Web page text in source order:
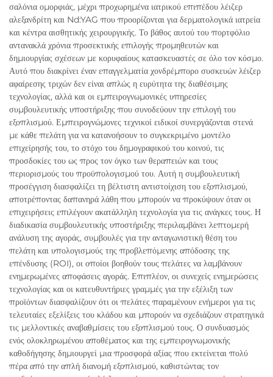
σαλόνια ομορφιάς, μέχρι προχωρημένα ιατρικού επιπέδου λέιζερ
αλεξανδρίτη και Nd:YAG που προορίζονται για δερματολογικά ιατρεία
και κέντρα αισθητικής χειρουργικής. Το βάθος αυτού του πορτφόλιο
αντανακλά χρόνια προσεκτικής επιλογής προμηθευτών και
δημιουργίας σχέσεων με κορυφαίους κατασκευαστές σε όλο τον κόσμο.
Αυτό που διακρίνει έναν επαγγελματία χονδρέμπορο συσκευών λέιζερ
αφαίρεσης τριχών δεν είναι απλώς η ευρύτητα της διαθέσιμης
τεχνολογίας, αλλά και οι εμπειρογνωμονικές υπηρεσίες
συμβουλευτικής υποστήριξης που συνοδεύουν την επιλογή του
εξοπλισμού. Εμπειρογνώμονες τεχνικοί ειδικοί συνεργάζονται στενά
με κάθε πελάτη για να κατανοήσουν το συγκεκριμένο μοντέλο
επιχείρησής του, το στόχο του δημογραφικού του κοινού, τις
προσδοκίες του ως προς τον όγκο των θεραπειών και τους
περιορισμούς του προϋπολογισμού του. Αυτή η συμβουλευτική
προσέγγιση διασφαλίζει τη βέλτιστη αντιστοίχιση του εξοπλισμού,
αποτρέποντας δαπανηρά λάθη που μπορούν να προκύψουν όταν οι
επιχειρήσεις επιλέγουν ακατάλληλη τεχνολογία για τις ανάγκες τους. Η
διαδικασία συμβουλευτικής υποστήριξης περιλαμβάνει λεπτομερή
ανάλυση της αγοράς, συμβουλές για την ανταγωνιστική θέση του
πελάτη και υπολογισμούς της προβλεπόμενης απόδοσης της
επένδυσης (ROI), οι οποίοι βοηθούν τους πελάτες να λαμβάνουν
ενημερωμένες αποφάσεις αγοράς. Επιπλέον, οι συνεχείς ενημερώσεις
τεχνολογίας και οι κατευθυντήριες γραμμές για την εξέλιξη των
προϊόντων διασφαλίζουν ότι οι πελάτες παραμένουν ενήμεροι για τις
τελευταίες εξελίξεις του κλάδου και μπορούν να σχεδιάζουν στρατηγικά
τις μελλοντικές αναβαθμίσεις του εξοπλισμού τους. Ο συνδυασμός
ενός ολοκληρωμένου αποθέματος και της εμπειρογνωμονικής
καθοδήγησης δημιουργεί μια προσφορά αξίας που εκτείνεται πολύ
πέρα από την απλή διανομή εξοπλισμού, καθιστώντας τον